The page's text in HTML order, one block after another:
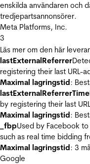
enskilda användaren och
tredjepartsannonsörer.
Meta Platforms, Inc.
3
Läs mer om den här
lastExternalReferrer
registering their last URL-
Maximal lagringstid:
lastExternalReferrerTime
by registering their last
Maximal lagringstid:
_fbpUsed by Facebook
such as real time bidding
Maximal lagringstid: 3
Google